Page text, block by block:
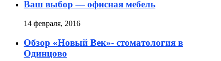
Ваш выбор — офисная мебель
14 февраля, 2016
Обзор «Новый Век»- стоматология в
Одинцово